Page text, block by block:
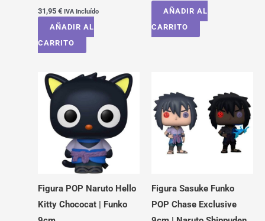
31,95 € IVA Incluído
AÑADIR AL
CARRITO
AÑADIR AL
CARRITO
Figura POP Naruto Hello
Kitty Chococat | Funko
Figura Sasuke Funko
POP Chase Exclusive